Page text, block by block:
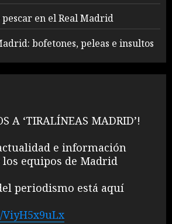
en el Real Madrid
bofetones, peleas e insultos
A ‘TIRALÍNEAS MADRID’!
e información
equipos de Madrid
periodismo está aquí